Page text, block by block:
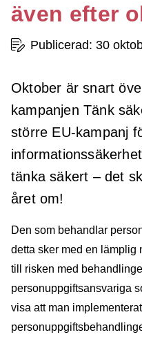
även efter
Publicerad: 30
Oktober är snart
kampanjen Tänk
större EU-kampanj
tänka säkert – det
året om!
Den som behandlar
detta sker med en lämplig
till risken med
personuppgiftsansvariga
visa att man